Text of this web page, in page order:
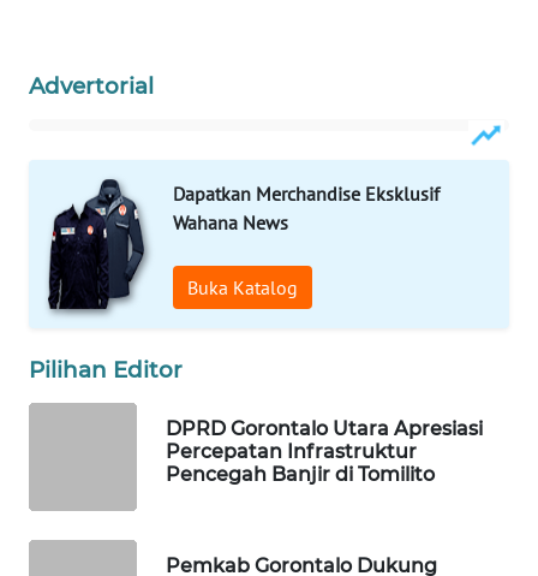
Advertorial
Dapatkan Merchandise Eksklusif
Wahana News
Buka Katalog
Pilihan Editor
DPRD Gorontalo Utara Apresiasi
Percepatan Infrastruktur
Pencegah Banjir di Tomilito
Pemkab Gorontalo Dukung
MAWAKA
MARTABAT
NET
PLN
WATCH
MKLI